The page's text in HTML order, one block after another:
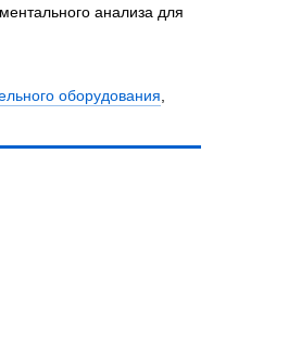
анализа для
оборудования,